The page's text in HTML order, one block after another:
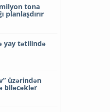
tona
planlaşdırır
yay tətilində
üzərindən
biləcəklər